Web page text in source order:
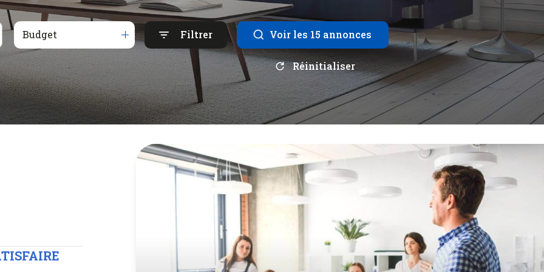
Budget Filtrer Voir les 15 annonces
Réinitialiser